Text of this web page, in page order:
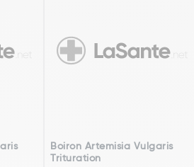
Boiron Artemisia Vulgaris
Trituration